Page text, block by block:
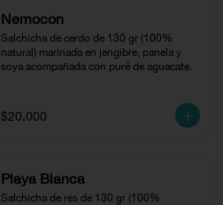
Nemocón
Salchicha de cerdo de 130 gr (100%
natural) marinada en jengibre, panela y
soya acompañada con puré de aguacate.
$20.000
Playa Blanca
Salchicha de res de 130 gr (100%